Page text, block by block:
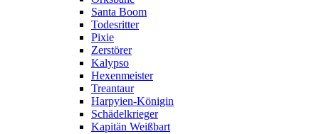
Santa Boom
Todesritter
Pixie
Zerstörer
Kalypso
Hexenmeister
Treantaur
Harpyien-Königin
Schädelkrieger
Kapitän Weißbart